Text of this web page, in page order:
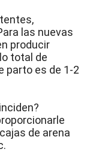
las nuevas
producir
total de
parto es de 1-2
de arena